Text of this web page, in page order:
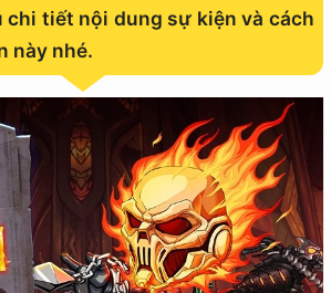
chi tiết nội dung sự kiện và cách
này nhé.